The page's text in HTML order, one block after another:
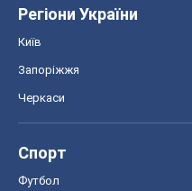
Регіони України
Київ
Запоріжжя
Черкаси
Спорт
Футбол